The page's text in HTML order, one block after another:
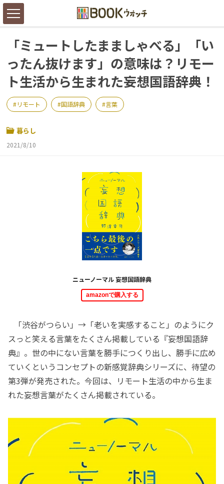
「ミュートしたまましゃべる」「い
ったん抜けます」の意味は？リモー
ト生活から生まれた妄想国語辞典！
リモート 国語辞典 言葉
暮らし
2021/8/10
ニューノーマル 妄想国語辞典
amazonで購入する
「渋谷がつらい」→「老いを実感すること」のようにク
スっと笑える言葉をたくさん掲載している『妄想国語辞
典』。世の中にない言葉を勝手につくり出し、勝手に広め
ていくというコンセプトの新感覚辞典シリーズに、待望の
第3弾が発売された。今回は、リモート生活の中から生ま
れた妄想言葉がたくさん掲載されている。